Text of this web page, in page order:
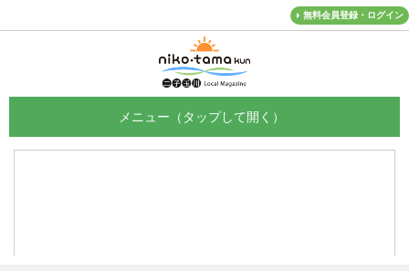
無料会員登録・ログイン
メニュー